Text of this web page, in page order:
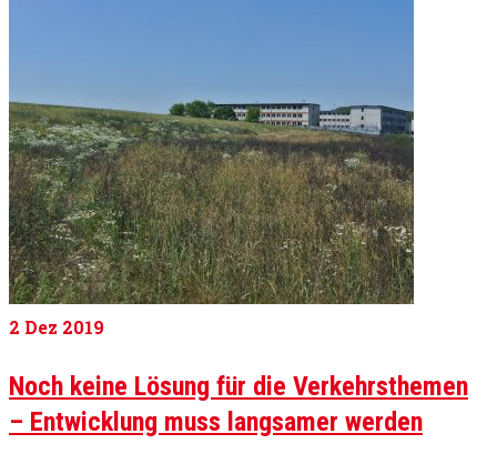
2 Dez 2019
Noch keine Lösung für die Verkehrsthemen
– Entwicklung muss langsamer werden